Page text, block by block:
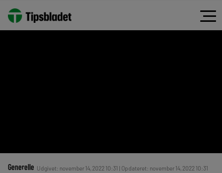
Generelle Udgivet: november 14, 2022 10:31 | Opdateret: november 14, 2022 10:31